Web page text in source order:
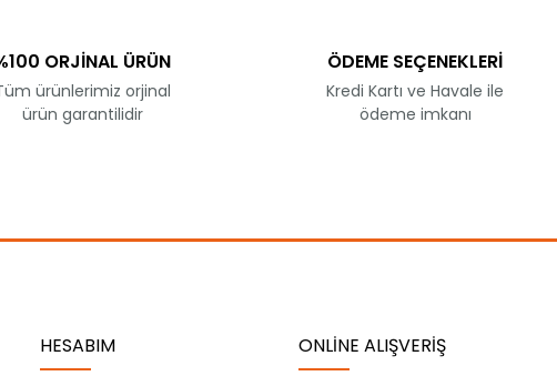
Gönder
ORJİNAL ÜRÜN
ürünlerimiz orjinal
ürün garantilidir
ÖDEME SEÇENEKLERİ
Kredi Kartı ve Havale ile
ödeme imkanı
HESABIM ONLİNE ALIŞVERİŞ